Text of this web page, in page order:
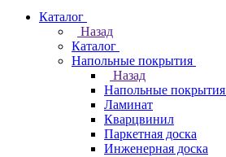
Каталог
Назад
Каталог
Напольные покрытия
Назад
Напольные покрытия
Ламинат
Кварцвинил
Паркетная доска
Инженерная доска